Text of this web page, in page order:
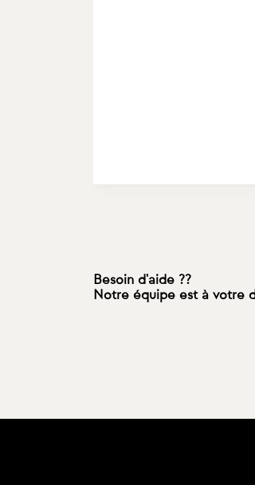
Besoin d'aide ??
Notre équipe est à votre